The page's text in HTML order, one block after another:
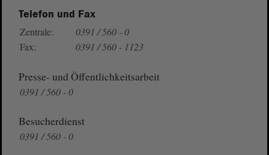
Telefon und Fax
Zentrale:
0391 / 560 - 0
Fax:
0391 / 560 - 1123
Presse- und Öffentlichkeitsarbeit
0391 / 560 - 0
Besucherdienst
0391 / 560 - 0